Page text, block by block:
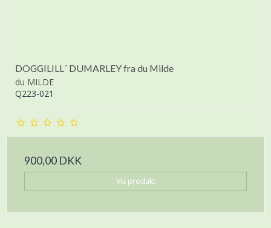
DOGGILILL´ DUMARLEY fra du Milde
du MILDE
Q223-021
900,00 DKK
Vis produkt